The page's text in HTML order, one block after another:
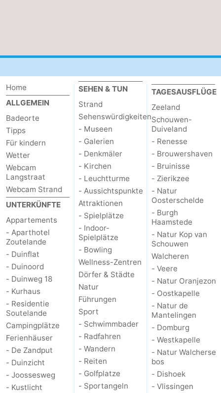
Home
ALLGEMEIN
Badeorte
Tipps
Für kindern
Wetter
Webcam
Langstraat
Webcam Strand
UNTERKÜNFTE
Appartements
- Aparthotel
Zoutelande
- Duinflat
- Duinoord
- Duinweg 18
- Kurhaus
- Residentie
Soutelande
Campingplätze
Ferienhäuser
- De Zandput
- Duinzicht
- Joossesweg
- Kustlicht
SEHEN & TUN
Strand
Sehenswürdigkeiten
- Museen
- Galerien
- Denkmäler
- Kirchen
- Leuchtturme
- Aussichtspunkte
Attraktionen
- Spielplätze
- Indoor-
Spielplätze
- Bowling
Wellness-Zentren
Dörfer & Städte
Natur
Führungen
Sport
- Schwimmbader
- Radfahren
- Wandern
- Reiten
- Golfplatze
- Sportangeln
TAGESAUSFLÜGE
Zeeland
Schouwen-
Duiveland
- Renesse
- Brouwershaven
- Bruinisse
- Zierikzee
- Natur
Oosterschelde
- Burgh
Haamstede
- Natur Kop van
Schouwen
Walcheren
- Veere
- Natur Oranjezon
- Oostkapelle
- Natur de
Mantelingen
- Domburg
- Westkapelle
- Natur Walcherse
bos
- Dishoek
- Vlissingen